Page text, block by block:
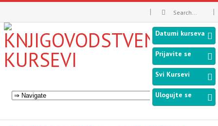
Datumi kurseva
Prijavite se
Svi Kursevi
Ulogujte se